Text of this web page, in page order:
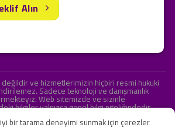
Alın
değildir ve hizmetlerimizin hiçbiri resmi hukuki
Sadece teknoloji ve danışmanlık
Web sitemizde ve sizinle
bilgiler yalnızca genel bilgi niteliğindedir.
bir tarama deneyimi sunmak için çerezler